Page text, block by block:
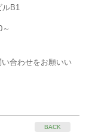
ルB1
合わせをお願いい
BACK